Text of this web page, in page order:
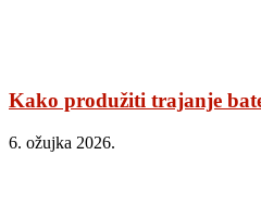
Kako produžiti trajanje
6. ožujka 2026.